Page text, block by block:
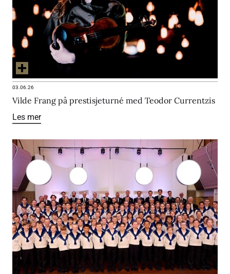
03.06.26
Vilde Frang på prestisjeturné med Teodor Currentzis
Les mer